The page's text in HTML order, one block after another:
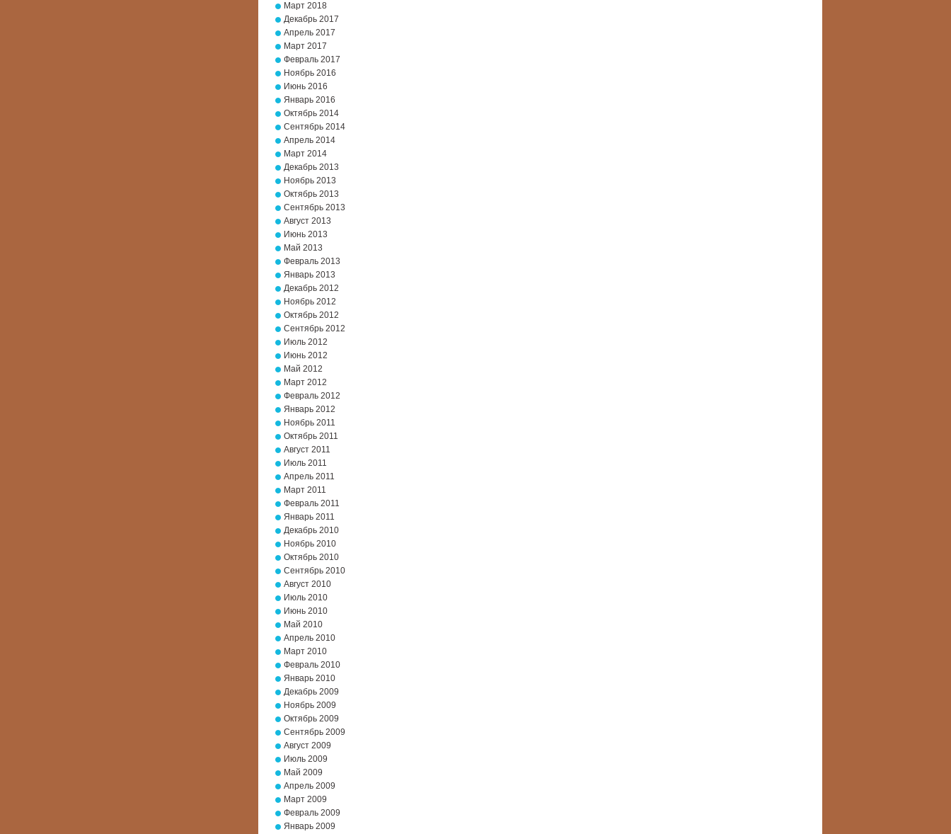
Март 2018
Декабрь 2017
Апрель 2017
Март 2017
Февраль 2017
Ноябрь 2016
Июнь 2016
Январь 2016
Октябрь 2014
Сентябрь 2014
Апрель 2014
Март 2014
Декабрь 2013
Ноябрь 2013
Октябрь 2013
Сентябрь 2013
Август 2013
Июнь 2013
Май 2013
Февраль 2013
Январь 2013
Декабрь 2012
Ноябрь 2012
Октябрь 2012
Сентябрь 2012
Июль 2012
Июнь 2012
Май 2012
Март 2012
Февраль 2012
Январь 2012
Ноябрь 2011
Октябрь 2011
Август 2011
Июль 2011
Апрель 2011
Март 2011
Февраль 2011
Январь 2011
Декабрь 2010
Ноябрь 2010
Октябрь 2010
Сентябрь 2010
Август 2010
Июль 2010
Июнь 2010
Май 2010
Апрель 2010
Март 2010
Февраль 2010
Январь 2010
Декабрь 2009
Ноябрь 2009
Октябрь 2009
Сентябрь 2009
Август 2009
Июль 2009
Май 2009
Апрель 2009
Март 2009
Февраль 2009
Январь 2009